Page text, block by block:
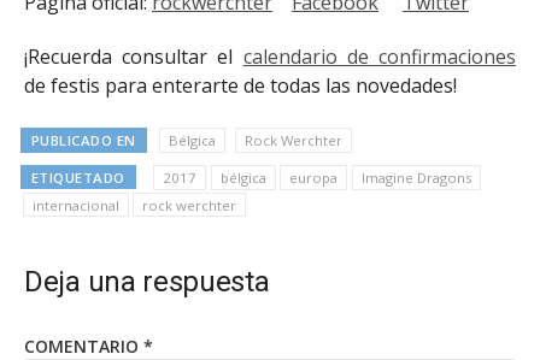
¡Recuerda consultar el calendario de confirmaciones
de festis para enterarte de todas las novedades!
PUBLICADO EN Bélgica Rock Werchter
ETIQUETADO 2017 bélgica europa
Imagine Dragons
internacional
rock werchter
Deja una respuesta
COMENTARIO *